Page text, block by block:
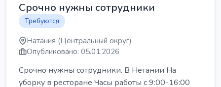
Срочно нужны сотрудники
Требуются
Натания (Центральный округ)
Опубликовано: 05.01.2026
Срочно нужны сотрудники. В Нетании На
уборку в ресторане Часы работы с 9:00-16:00